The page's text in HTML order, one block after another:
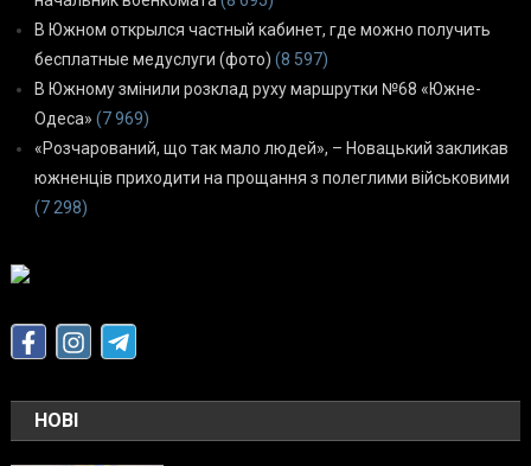
В Южном открылся частный кабинет, где можно получить
бесплатные медуслуги (фото) (8 597)
В Южному змінили розклад руху маршрутки №68 «Южне-
Одеса» (7 969)
«Розчарований, що так мало людей», – Новацький закликав
южненців приходити на прощання з полеглими військовими
(7 298)
НОВІ